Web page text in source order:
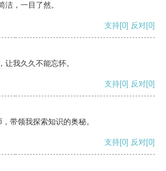
洁，一目了然。
支持[0] 反对[0]
我久久不能忘怀。
支持[0] 反对[0]
带领我探索知识的奥秘。
支持[0] 反对[0]